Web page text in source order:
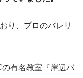
り、プロのバレリ
有名教室『岸辺バ